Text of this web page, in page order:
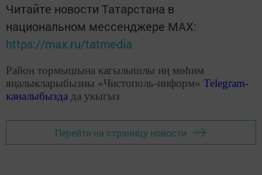
Читайте новости Татарстана в
национальном мессенджере MАХ:
https://max.ru/tatmedia
Район тормышына кагылышлы иң мөһим
яңалыкларыбызны «Чистополь-информ» Telegram-
каналыбызда да укыгыз
Перейти на страницу новости